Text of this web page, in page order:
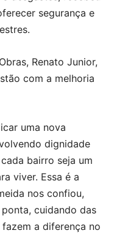
segurança e
Renato Junior,
com a melhoria
uma nova
dignidade
bairro seja um
viver. Essa é a
nos confiou,
cuidando das
a diferença no